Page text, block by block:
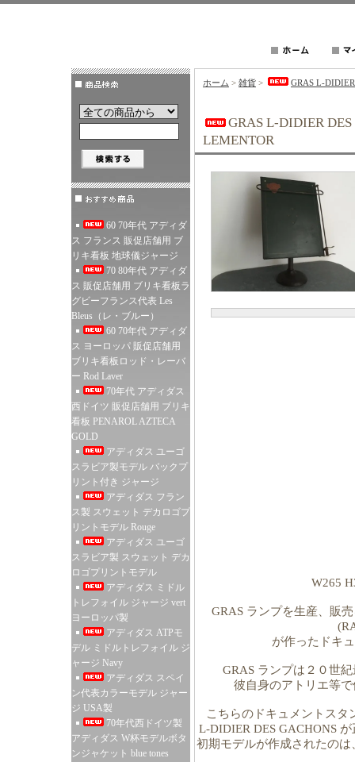
60 70年代 アディダ
ス フランス 販促店舗用 ブ
リキ看板 地球儀ジャージ
70 80年代 アディダ
ス 販促店舗用 ブリキ看板ラ
グビーフランス代表 Les
Bleus（レ・ブルー）
60 70年代 アディダ
ス ヨーロッパ 販促店舗用
ブリキ看板ロッド・レーバ
ー Rod Laver
70年代 アディダス
西ドイツ 販促店舗用 ブリキ
看板 PENAROL AZTECA
GOLD
アディダス ユーゴ
スラビア製モデル バックプ
リント付き ジャージ
アディダス フラン
ス製 スウェット デカロゴプ
リントモデル Rouge
アディダス ユーゴ
スラビア製 スウェット デカ
ロゴプリントモデル
アディダス ミドル
トレフォイル ジャージ vert
ヨーロッパ製
アディダス ATPモ
デル ミドルトレフォイル ジ
ャージ Navy
アディダス スペイ
ン代表カラーモデル ジャー
ジ USA製
70年代西ドイツ製
アディダス W杯モデルボタ
ンジャケット blue tones
ホーム > 雑貨 > GRAS L-
GRAS L-DIDIER
LEMENTOR
W265
GRAS ランプを生産、販
が作ったドキ
GRAS ランプは２０世
彼自身のアトリエ等
こちらのドキュメントスタ
L-DIDIER DES GACHONS
初期モデルが作成されたの